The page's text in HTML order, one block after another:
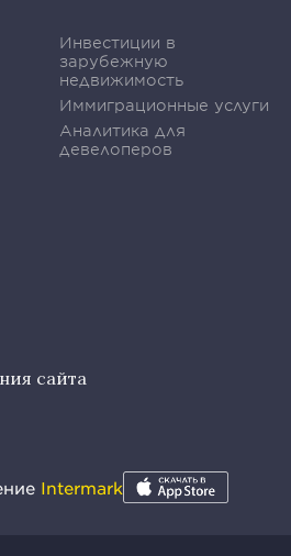
Инвестиции в
зарубежную
недвижимость
Иммиграционные услуги
Аналитика для
девелоперов
сайта
Intermark